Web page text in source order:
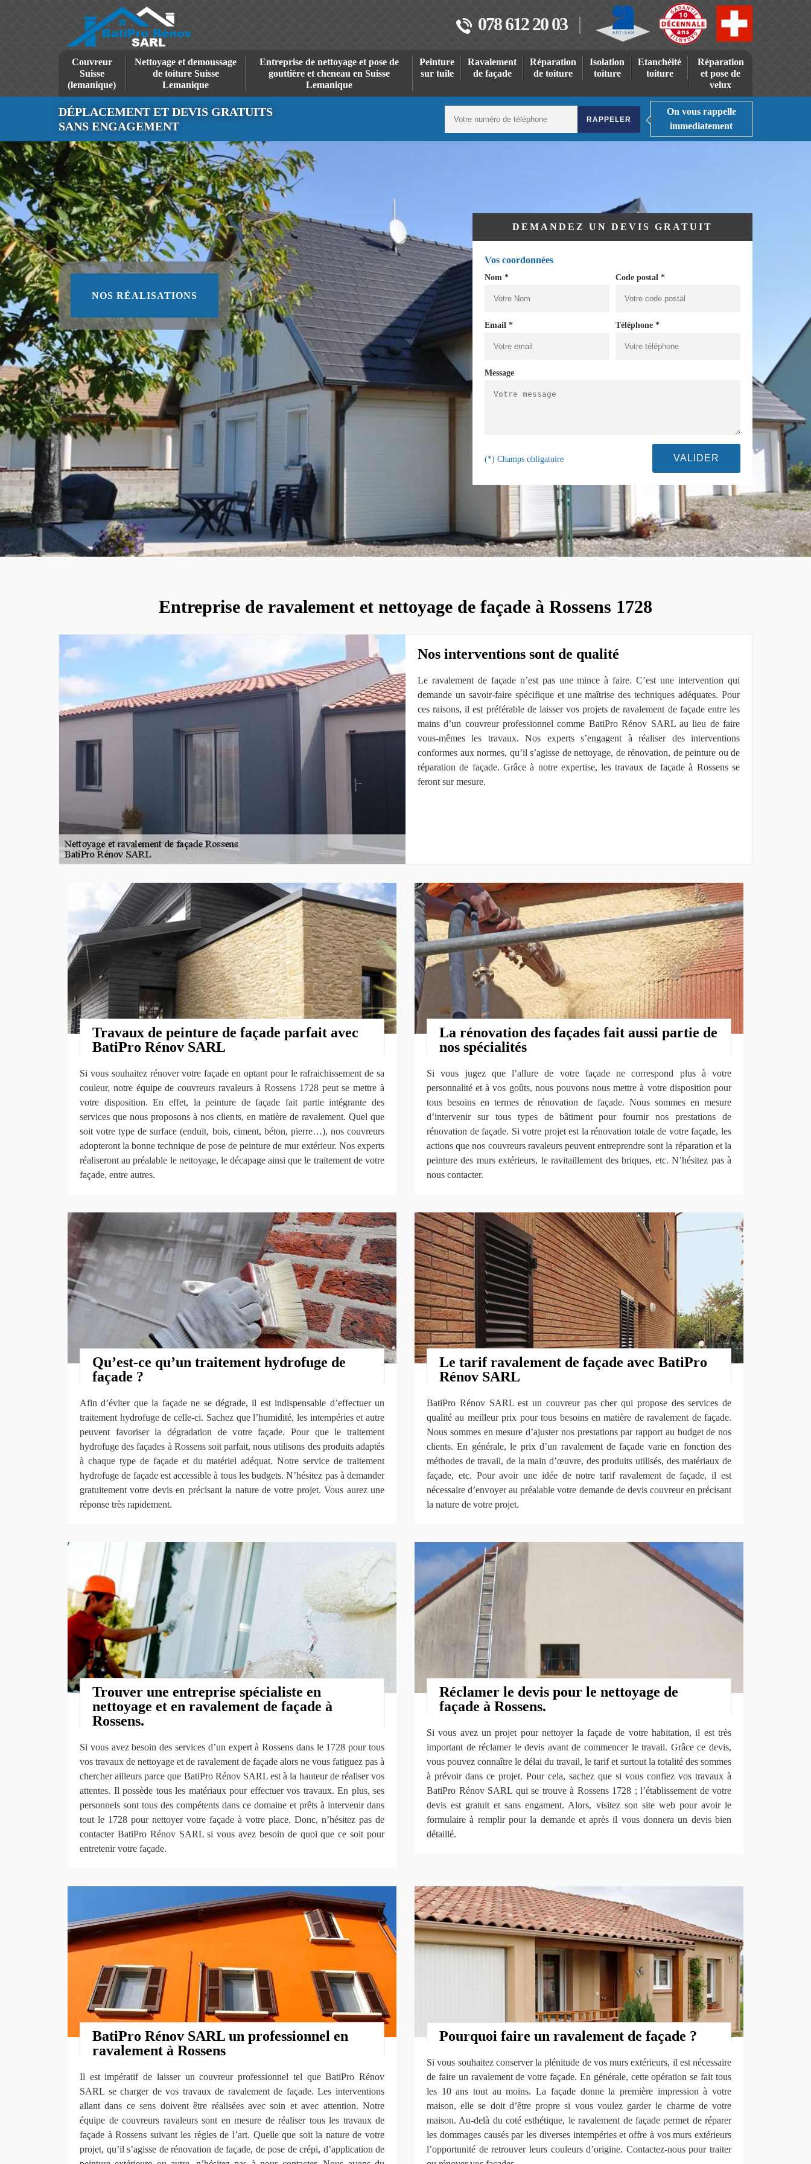
078 612 20 03
Couvreur
Suisse
(lemanique)
Nettoyage et demoussage
de toiture Suisse
Lemanique
Entreprise de nettoyage et pose de
gouttière et cheneau en Suisse
Lemanique
Peinture
sur tuile
Ravalement
de façade
Réparation
de toiture
Isolation
toiture
Etanchéité
toiture
Réparation
et pose de
velux
DÉPLACEMENT ET DEVIS GRATUITS
SANS ENGAGEMENT
On vous rappelle
immediatement
NOS RÉALISATIONS
DEMANDEZ UN DEVIS GRATUIT
Vos coordonnées
Nom * Code postal *
Email * Téléphone *
Message
(*) Champs obligatoire
Entreprise de ravalement et nettoyage de façade à Rossens 1728
Nos interventions sont de qualité
Le ravalement de façade n’est pas une mince à faire. C’est une intervention qui
demande un savoir-faire spécifique et une maîtrise des techniques adéquates. Pour
ces raisons, il est préférable de laisser vos projets de ravalement de façade entre les
mains d’un couvreur professionnel comme BatiPro Rénov SARL au lieu de faire
vous-mêmes les travaux. Nos experts s’engagent à réaliser des interventions
conformes aux normes, qu’il s’agisse de nettoyage, de rénovation, de peinture ou de
réparation de façade. Grâce à notre expertise, les travaux de façade à Rossens se
feront sur mesure.
Travaux de peinture de façade parfait avec
BatiPro Rénov SARL
Si vous souhaitez rénover votre façade en optant pour le rafraichissement de sa
couleur, notre équipe de couvreurs ravaleurs à Rossens 1728 peut se mettre à
votre disposition. En effet, la peinture de façade fait partie intégrante des
services que nous proposons à nos clients, en matière de ravalement. Quel que
soit votre type de surface (enduit, bois, ciment, béton, pierre…), nos couvreurs
adopteront la bonne technique de pose de peinture de mur extérieur. Nos experts
réaliseront au préalable le nettoyage, le décapage ainsi que le traitement de votre
façade, entre autres.
La rénovation des façades fait aussi partie de
nos spécialités
Si vous jugez que l’allure de votre façade ne correspond plus à votre
personnalité et à vos goûts, nous pouvons nous mettre à votre disposition pour
tous besoins en termes de rénovation de façade. Nous sommes en mesure
d’intervenir sur tous types de bâtiment pour fournir nos prestations de
rénovation de façade. Si votre projet est la rénovation totale de votre façade, les
actions que nos couvreurs ravaleurs peuvent entreprendre sont la réparation et la
peinture des murs extérieurs, le ravitaillement des briques, etc. N’hésitez pas à
nous contacter.
Qu’est-ce qu’un traitement hydrofuge de
façade ?
Afin d’éviter que la façade ne se dégrade, il est indispensable d’effectuer un
traitement hydrofuge de celle-ci. Sachez que l’humidité, les intempéries et autre
peuvent favoriser la dégradation de votre façade. Pour que le traitement
hydrofuge des façades à Rossens soit parfait, nous utilisons des produits adaptés
à chaque type de façade et du matériel adéquat. Notre service de traitement
hydrofuge de façade est accessible à tous les budgets. N’hésitez pas à demander
gratuitement votre devis en précisant la nature de votre projet. Vous aurez une
réponse très rapidement.
Le tarif ravalement de façade avec BatiPro
Rénov SARL
BatiPro Rénov SARL est un couvreur pas cher qui propose des services de
qualité au meilleur prix pour tous besoins en matière de ravalement de façade.
Nous sommes en mesure d’ajuster nos prestations par rapport au budget de nos
clients. En générale, le prix d’un ravalement de façade varie en fonction des
méthodes de travail, de la main d’œuvre, des produits utilisés, des matériaux de
façade, etc. Pour avoir une idée de notre tarif ravalement de façade, il est
nécessaire d’envoyer au préalable votre demande de devis couvreur en précisant
la nature de votre projet.
Trouver une entreprise spécialiste en
nettoyage et en ravalement de façade à
Rossens.
Si vous avez besoin des services d’un expert à Rossens dans le 1728 pour tous
vos travaux de nettoyage et de ravalement de façade alors ne vous fatiguez pas à
chercher ailleurs parce que BatiPro Rénov SARL est à la hauteur de réaliser vos
attentes. Il possède tous les matériaux pour effectuer vos travaux. En plus, ses
personnels sont tous des compétents dans ce domaine et prêts à intervenir dans
tout le 1728 pour nettoyer votre façade à votre place. Donc, n’hésitez pas de
contacter BatiPro Rénov SARL si vous avez besoin de quoi que ce soit pour
entretenir votre façade.
Réclamer le devis pour le nettoyage de
façade à Rossens.
Si vous avez un projet pour nettoyer la façade de votre habitation, il est très
important de réclamer le devis avant de commencer le travail. Grâce ce devis,
vous pouvez connaître le délai du travail, le tarif et surtout la totalité des sommes
à prévoir dans ce projet. Pour cela, sachez que si vous confiez vos travaux à
BatiPro Rénov SARL qui se trouve à Rossens 1728 ; l’établissement de votre
devis est gratuit et sans engament. Alors, visitez son site web pour avoir le
formulaire à remplir pour la demande et après il vous donnera un devis bien
détaillé.
BatiPro Rénov SARL un professionnel en
ravalement à Rossens
Il est impératif de laisser un couvreur professionnel tel que BatiPro Rénov
SARL se charger de vos travaux de ravalement de façade. Les interventions
allant dans ce sens doivent être réalisées avec soin et avec attention. Notre
équipe de couvreurs ravaleurs sont en mesure de réaliser tous les travaux de
façade à Rossens suivant les règles de l’art. Quelle que soit la nature de votre
projet, qu’il s’agisse de rénovation de façade, de pose de crépi, d’application de
Pourquoi faire un ravalement de façade ?
Si vous souhaitez conserver la plénitude de vos murs extérieurs, il est nécessaire
de faire un ravalement de votre façade. En générale, cette opération se fait tous
les 10 ans tout au moins. La façade donne la première impression à votre
maison, elle se doit d’être propre si vous voulez garder le charme de votre
maison. Au-delà du coté esthétique, le ravalement de façade permet de réparer
les dommages causés par les diverses intempéries et offre à vos murs extérieurs
l’opportunité de retrouver leurs couleurs d’origine. Contactez-nous pour traiter